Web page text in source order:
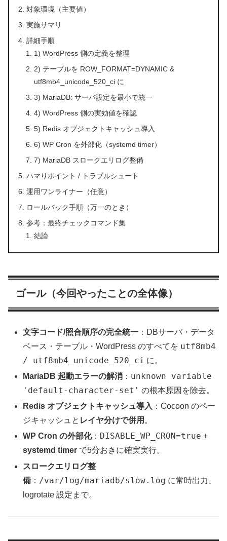
対象環境（主要値）
実施サマリ
詳細手順
1) WordPress 側の定義を整理
2) テーブルを ROW_FORMAT=DYNAMIC &
utf8mb4_unicode_520_ci に
3) MariaDB: サーバ設定を最小で統一
4) WordPress 側の実効値を確認
5) Redis オブジェクトキャッシュ導入
6) WP Cron を外部化（systemd timer）
7) MariaDB スロークエリログ整備
ハマりポイント / トラブルシュート
運用ワンライナー（任意）
ロールバック手順（万一のとき）
参考：最終チェックコマンド集
結論
ゴール（今回やったことの全体像）
文字コード/照合順序の完全統一 ：DBサーバ・データ
ベース・テーブル・WordPress のすべてを utf8mb4
/ utf8mb4_unicode_520_ci に。
MariaDB 起動エラーの解消 ： unknown variable
'default-character-set' の根本原因を除去。
Redis オブジェクトキャッシュ導入 ：Cocoon のペー
ジキャッシュと レイヤ分けで併用 。
WP Cron の外部化： DISABLE_WP_CRON=true +
systemd timer で5分おきに確実実行。
スロークエリログ整
備 ： /var/log/mariadb/slow.log に常時出力、
logrotate 設定まで。